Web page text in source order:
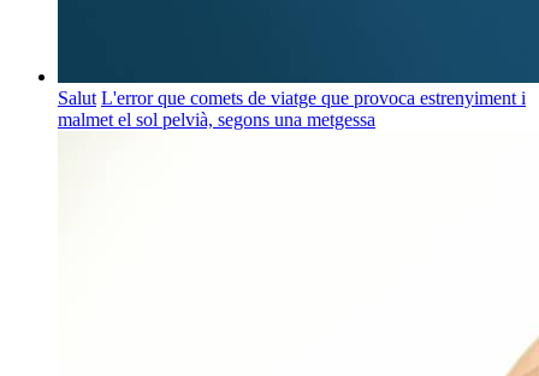
Salut L'error que comets de viatge que provoca estrenyiment i
malmet el sol pelvià, segons una metgessa